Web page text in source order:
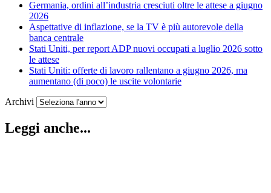
Germania, ordini all’industria cresciuti oltre le attese a giugno
2026
Aspettative di inflazione, se la TV è più autorevole della
banca centrale
Stati Uniti, per report ADP nuovi occupati a luglio 2026 sotto
le attese
Stati Uniti: offerte di lavoro rallentano a giugno 2026, ma
aumentano (di poco) le uscite volontarie
Archivi
Leggi anche...